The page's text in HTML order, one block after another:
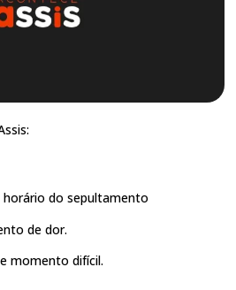
do sepultamento
de dor.
momento difícil.